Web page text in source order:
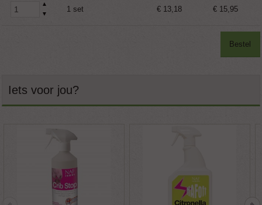
▲
▼
1 set € 13,18 € 15,95
Bestel
Iets voor jou?